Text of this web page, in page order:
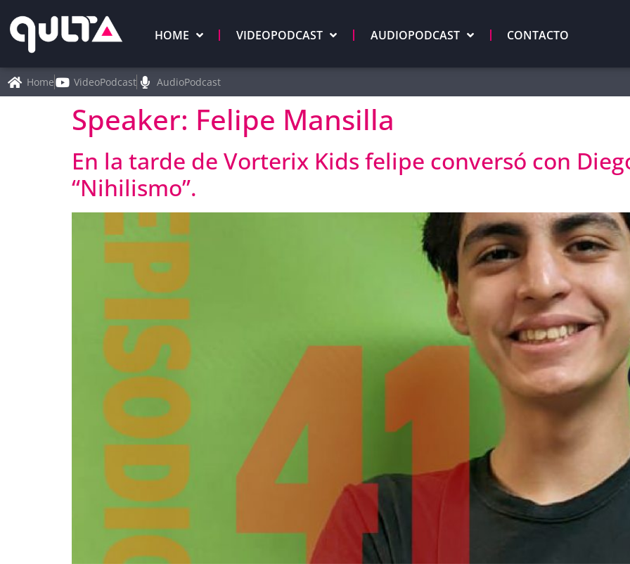
HOME VIDEOPODCAST AUDIOPODCAST CONTACTO
Home VideoPodcast AudioPodcast
Speaker: Felipe Mansilla
En la tarde de Vorterix Kids felipe conversó con
“Nihilismo”.